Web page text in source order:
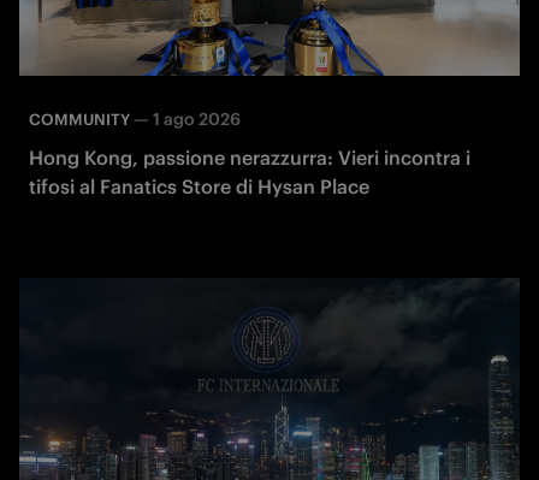
COMMUNITY — 1 ago 2026
Hong Kong, passione nerazzurra: Vieri incontra i
tifosi al Fanatics Store di Hysan Place